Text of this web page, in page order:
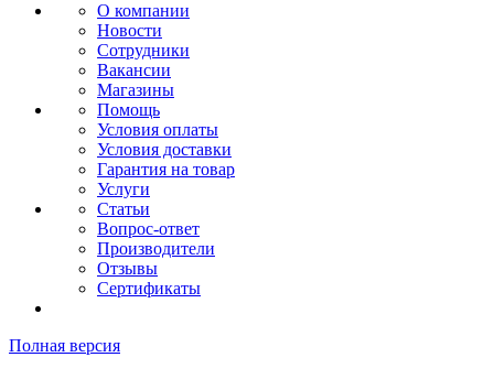
О компании
Новости
Сотрудники
Вакансии
Магазины
Помощь
Условия оплаты
Условия доставки
Гарантия на товар
Услуги
Статьи
Вопрос-ответ
Производители
Отзывы
Сертификаты
Полная версия